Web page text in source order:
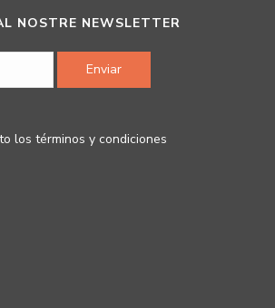
NOSTRE NEWSLETTER
lostérminos y condiciones